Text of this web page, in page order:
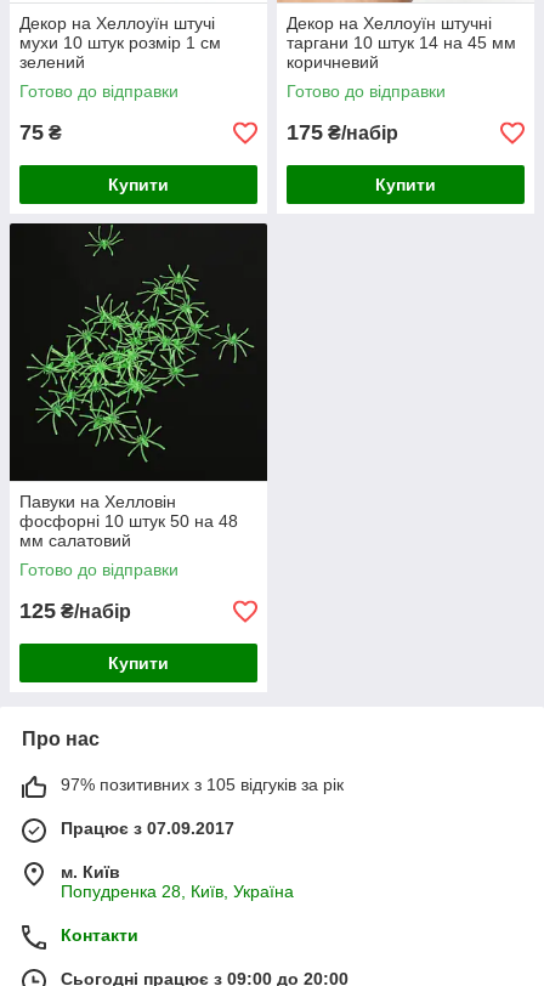
Декор на Хеллоуїн штучі
мухи 10 штук розмір 1 см
зелений
Готово до відправки
75 ₴
Купити
Декор на Хеллоуїн штучні
таргани 10 штук 14 на 45 мм
коричневий
Готово до відправки
175 ₴/набір
Купити
Павуки на Хелловін
фосфорні 10 штук 50 на 48
мм салатовий
Готово до відправки
125 ₴/набір
Купити
Про нас
97% позитивних з 105 відгуків за рік
Працює з 07.09.2017
м. Київ
Попудренка 28, Київ, Україна
Контакти
Сьогодні працює з 09:00 до 20:00